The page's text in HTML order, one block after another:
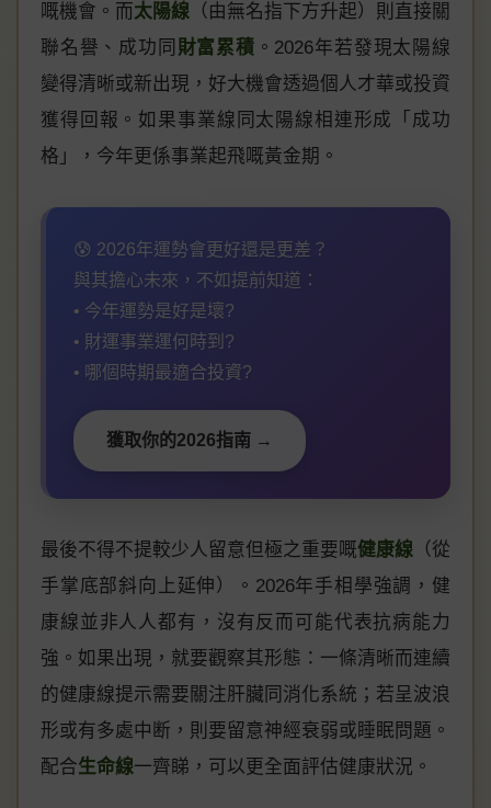
嘅機會。而太陽線 （由無名指下方升起）則直接關
聯名譽、成功同 財富累積 。2026年若發現太陽線
變得清晰或新出現，好大機會透過個人才華或投資
獲得回報。如果事業線同太陽線相連形成「成功
格」，今年更係事業起飛嘅黃金期。
😰 2026年運勢會更好還是更差？
與其擔心未來，不如提前知道：
• 今年運勢是好是壞?
• 財運事業運何時到?
• 哪個時期最適合投資?
獲取你的2026指南 →
最後不得不提較少人留意但極之重要嘅健康線 （從
手掌底部斜向上延伸）。2026年手相學強調，健
康線並非人人都有，沒有反而可能代表抗病能力
強。如果出現，就要觀察其形態：一條清晰而連續
的健康線提示需要關注肝臟同消化系統；若呈波浪
形或有多處中断，則要留意神經衰弱或睡眠問題。
配合生命線一齊睇，可以更全面評估健康狀況。